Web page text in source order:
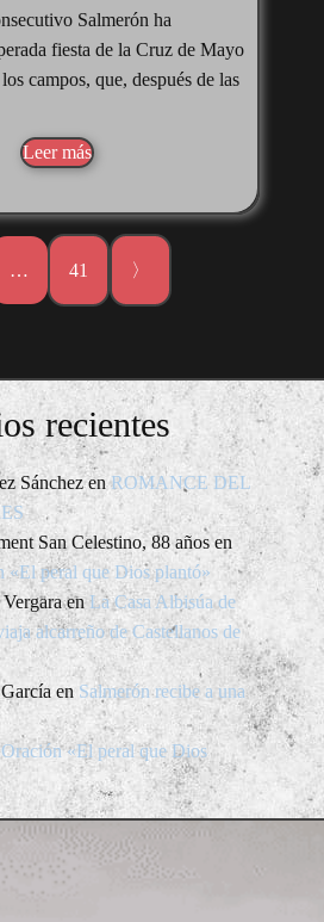
Salmerón ha
fiesta de la Cruz de Mayo
campos, que, después de las
Leer más
… 41 〉
recientes
SánchezenROMANCE DEL
San Celestino, 88 añosen
«El peral que Dios plantó»
enLa Casa Albisúa de
alcarreño de Castellanos de
en Salmerón recibe a una
«El peral que Dios